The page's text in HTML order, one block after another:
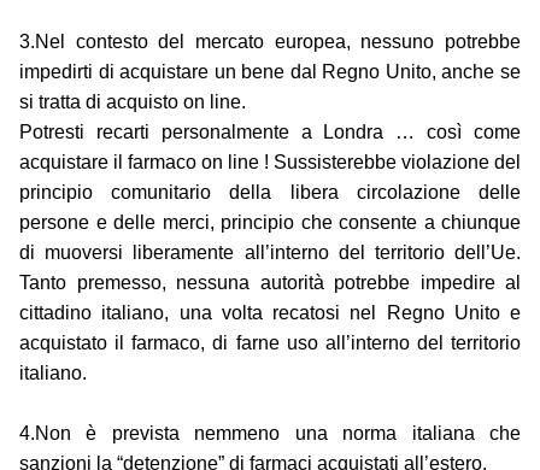
3.Nel contesto del mercato europea, nessuno potrebbe
impedirti di acquistare un bene dal Regno Unito, anche se
si tratta di acquisto on line.
Potresti recarti personalmente a Londra … così come
acquistare il farmaco on line ! Sussisterebbe violazione del
principio comunitario della libera circolazione delle
persone e delle merci, principio che consente a chiunque
di muoversi liberamente all’interno del territorio dell’Ue.
Tanto premesso, nessuna autorità potrebbe impedire al
cittadino italiano, una volta recatosi nel Regno Unito e
acquistato il farmaco, di farne uso all’interno del territorio
italiano.
4.Non è prevista nemmeno una norma italiana che
sanzioni la “detenzione” di farmaci acquistati all’estero.